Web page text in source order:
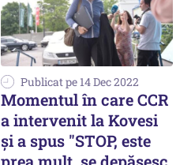
Publicat pe 14 Dec 2022
Momentul în care CCR
a intervenit la Kovesi
şi a spus "STOP, este